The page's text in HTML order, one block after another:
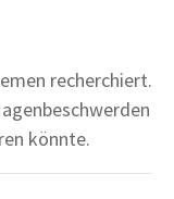
recherchiert.
könnte.